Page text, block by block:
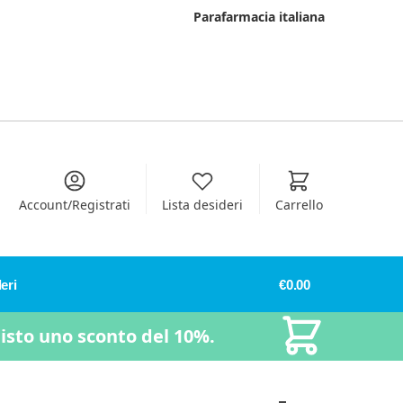
Parafarmacia italiana
Account/Registrati Lista desideri Carrello
€0.00
uno sconto del 10%.